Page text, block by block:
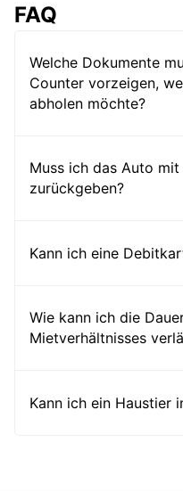
FAQ
Welche Dokumente
Counter vorzeigen,
abholen möchte?
Muss ich das Auto
zurückgeben?
Kann ich eine
Wie kann ich die
Mietverhältnisses
Kann ich ein Haustier